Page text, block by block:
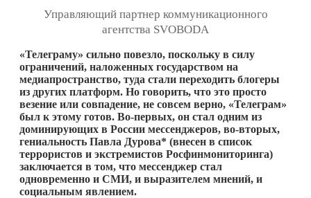
Управляющий партнер коммуникационного
агентства SVOBODA
«Телеграму» сильно повезло, поскольку в силу
ограничений, наложенных государством на
медиапространство, туда стали переходить блогеры
из других платформ. Но говорить, что это просто
везение или совпадение, не совсем верно, «Телеграм»
был к этому готов. Во-первых, он стал одним из
доминирующих в России мессенджеров, во-вторых,
гениальность Павла Дурова* (внесен в список
террористов и экстремистов Росфинмониторинга)
заключается в том, что мессенджер стал
одновременно и СМИ, и выразителем мнений, и
социальным явлением.